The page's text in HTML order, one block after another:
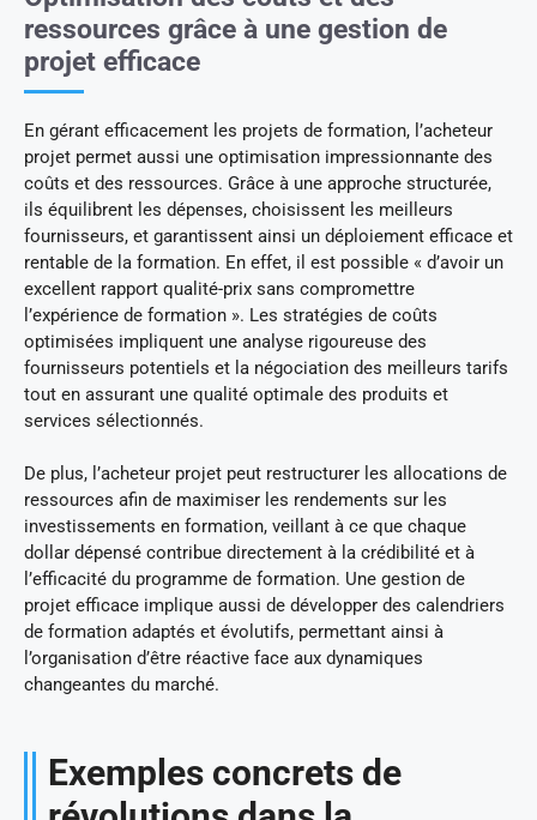
ressources grâce à une gestion de
projet efficace
En gérant efficacement les projets de formation, l’acheteur
projet permet aussi une optimisation impressionnante des
coûts et des ressources. Grâce à une approche structurée,
ils équilibrent les dépenses, choisissent les meilleurs
fournisseurs, et garantissent ainsi un déploiement efficace et
rentable de la formation. En effet, il est possible « d’avoir un
excellent rapport qualité-prix sans compromettre
l’expérience de formation ». Les stratégies de coûts
optimisées impliquent une analyse rigoureuse des
fournisseurs potentiels et la négociation des meilleurs tarifs
tout en assurant une qualité optimale des produits et
services sélectionnés.
De plus, l’acheteur projet peut restructurer les allocations de
ressources afin de maximiser les rendements sur les
investissements en formation, veillant à ce que chaque
dollar dépensé contribue directement à la crédibilité et à
l’efficacité du programme de formation. Une gestion de
projet efficace implique aussi de développer des calendriers
de formation adaptés et évolutifs, permettant ainsi à
l’organisation d’être réactive face aux dynamiques
changeantes du marché.
Exemples concrets de